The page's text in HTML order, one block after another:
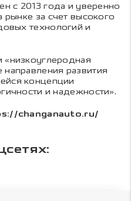
с 2013 года и уверенно
рынке за счет высокого
технологий и
развития
концепции
и надежности».
changanauto.ru/